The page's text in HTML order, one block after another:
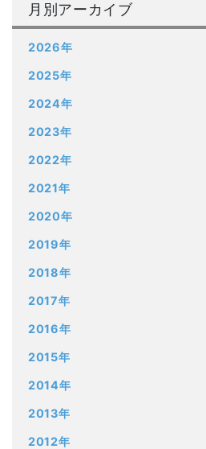
月別アーカイブ
2026年
2025年
2024年
2023年
2022年
2021年
2020年
2019年
2018年
2017年
2016年
2015年
2014年
2013年
2012年